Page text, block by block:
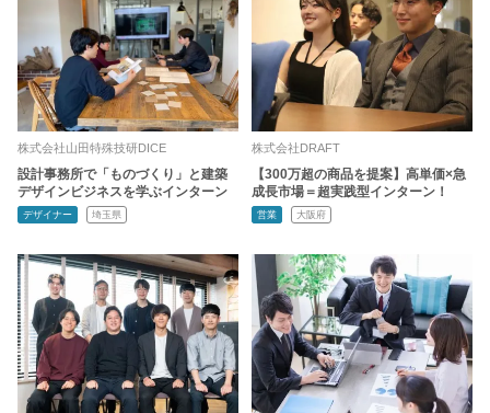
株式会社山田特殊技研DICE
設計事務所で「ものづくり」と建築
デザインビジネスを学ぶインターン
デザイナー 埼玉県
株式会社DRAFT
【300万超の商品を提案】高単価×急
成長市場＝超実践型インターン！
営業 大阪府